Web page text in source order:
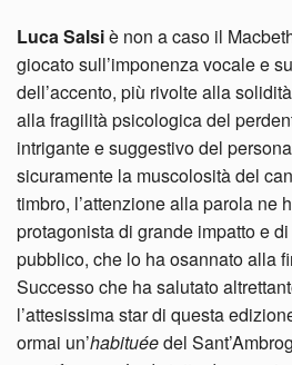
Luca Salsiè non a caso il
giocato sull’imponenza vocale e
dell’accento, più rivolte alla
alla fragilità psicologica del
intrigante e suggestivo del
sicuramente la muscolosità del
timbro, l’attenzione alla parola ne
protagonista di grande impatto e
pubblico, che lo ha osannato alla
Successo che ha salutato
l’attesissima star di questa
ormai un’habituéedel